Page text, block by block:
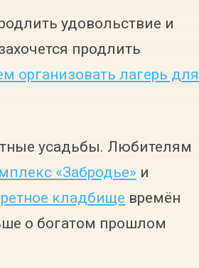
удовольствие и
продлить
организовать лагерь для
усадьбы. Любителям
«Забродье» и
кладбище времён
о богатом прошлом